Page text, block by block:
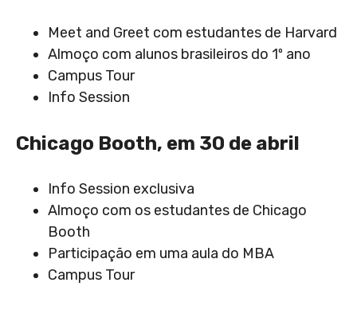
Meet and Greet com estudantes de Harvard
Almoço com alunos brasileiros do 1º ano
Campus Tour
Info Session
Chicago Booth, em 30 de abril
Info Session exclusiva
Almoço com os estudantes de Chicago
Booth
Participação em uma aula do MBA
Campus Tour